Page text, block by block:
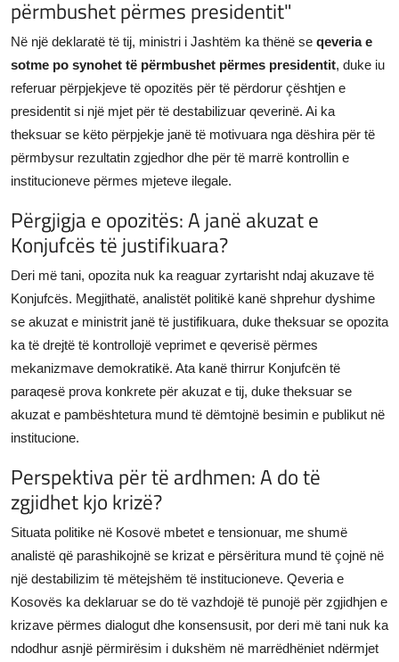
përmbushet përmes presidentit"
Në një deklaratë të tij, ministri i Jashtëm ka thënë se qeveria e
sotme po synohet të përmbushet përmes presidentit, duke iu
referuar përpjekjeve të opozitës për të përdorur çështjen e
presidentit si një mjet për të destabilizuar qeverinë. Ai ka
theksuar se këto përpjekje janë të motivuara nga dëshira për të
përmbysur rezultatin zgjedhor dhe për të marrë kontrollin e
institucioneve përmes mjeteve ilegale.
Përgjigja e opozitës: A janë akuzat e
Konjufcës të justifikuara?
Deri më tani, opozita nuk ka reaguar zyrtarisht ndaj akuzave të
Konjufcës. Megjithatë, analistët politikë kanë shprehur dyshime
se akuzat e ministrit janë të justifikuara, duke theksuar se opozita
ka të drejtë të kontrollojë veprimet e qeverisë përmes
mekanizmave demokratikë. Ata kanë thirrur Konjufcën të
paraqesë prova konkrete për akuzat e tij, duke theksuar se
akuzat e pambështetura mund të dëmtojnë besimin e publikut në
institucione.
Perspektiva për të ardhmen: A do të
zgjidhet kjo krizë?
Situata politike në Kosovë mbetet e tensionuar, me shumë
analistë që parashikojnë se krizat e përsëritura mund të çojnë në
një destabilizim të mëtejshëm të institucioneve. Qeveria e
Kosovës ka deklaruar se do të vazhdojë të punojë për zgjidhjen e
krizave përmes dialogut dhe konsensusit, por deri më tani nuk ka
ndodhur asnjë përmirësim i dukshëm në marrëdhëniet ndërmjet